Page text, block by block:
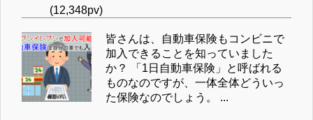
(12,348pv)
皆さんは、自動車保険もコンビニで
加入できることを知っていました
か？ 「1日自動車保険」と呼ばれる
ものなのですが、一体全体どういっ
た保険なのでしょう。 ...